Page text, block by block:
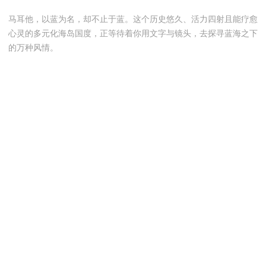
马耳他，以蓝为名，却不止于蓝。这个历史悠久、活力四射且能疗愈
心灵的多元化海岛国度，正等待着你用文字与镜头，去探寻蓝海之下
的万种风情。